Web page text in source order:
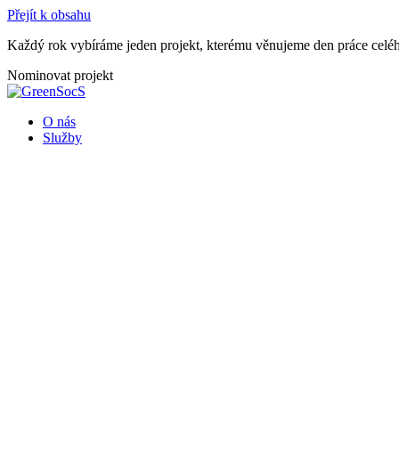
Přejít k obsahu
Každý rok vybíráme jeden projekt, kterému věnujeme den práce
Nominovat projekt
O nás
Služby